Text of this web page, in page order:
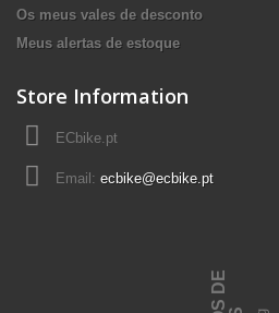
Os meus vales de desconto
Meus alertas de estoque
Store Information
ECbike.pt
Email: ecbike@ecbike.pt